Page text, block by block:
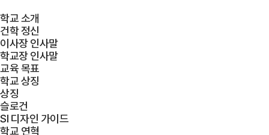
학교 소개
건학 정신
이사장 인사말
학교장 인사말
교육 목표
학교 상징
상징
슬로건
SI 디자인 가이드
학교 연혁